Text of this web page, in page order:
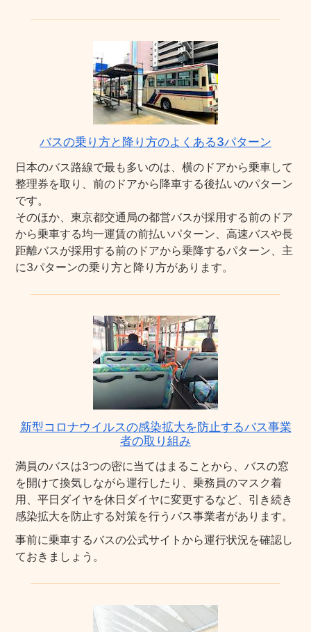
バスの乗り方と降り方のよくある3パターン
日本のバス路線で最も多いのは、横のドアから乗車して
整理券を取り、前のドアから降車する後払いのパターン
です。
そのほか、東京都交通局の都営バスが採用する前のドア
から乗車する均一運賃の前払いパターン、高速バスや長
距離バスが採用する前のドアから乗降するパターン、主
に3パターンの乗り方と降り方があります。
新型コロナウイルスの感染拡大を防止するバス事業
者の取り組み
満員のバスは3つの密に当てはまることから、バスの窓
を開けて換気しながら運行したり、乗務員のマスク着
用、平日ダイヤを休日ダイヤに変更するなど、引き続き
感染拡大を防止する対策を行うバス事業者があります。
事前に乗車するバスの公式サイトから運行状況を確認し
ておきましょう。